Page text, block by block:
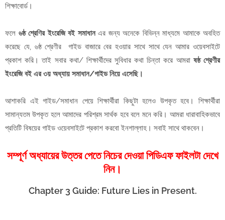
শিক্ষাবোর্ড।
ফলে ৬ষ্ঠ শ্রেণির ইংরেজি বই সমাধানএর জন্য অনেকে বিভিন্ন মাধ্যমে আমাকে অবহিত
করেছে যে, ৬ষ্ঠ শ্রেণীর গাইড বাজারে বের হওয়ার সাথে সাথে যেন আমার ওয়েবসাইটে
প্রকাশ করি। তাই সবার কথা/ শিক্ষার্থীদের সুবিধার কথা চিন্তা করে আমরা ষষ্ঠ শ্রেণীর
ইংরেজি বই এর ৩য় অধ্যায় সমাধান/গাইড নিয়ে এসেছি।
আশাকরি এই গাইড/সমাধান পেয়ে শিক্ষার্থীরা কিছুটা হলেও উপকৃত হবে। শিক্ষার্থীরা
সামান্যতম উপকৃত হলে আমাদের পরিশ্রম সার্থক হবে বলে মনে করি। আমরা ধারাবাহিকভাবে
প্রতিটি বিষয়ের গাইড ওয়েবসাইটে প্রকাশ করবো ইনশাল্লাহ। সবাই সাথে থাকবেন।
সম্পূর্ণ অধ্যায়ের উত্তর পেতে নিচের দেওয়া পিডিএফ ফাইলটা দেখে
নিন।
Chapter 3 Guide: Future Lies in Present.